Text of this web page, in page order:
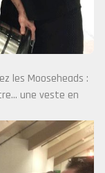
les Mooseheads :
une veste en